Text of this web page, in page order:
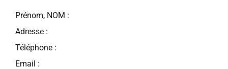
Prénom, NOM :
Adresse :
Téléphone :
Email :